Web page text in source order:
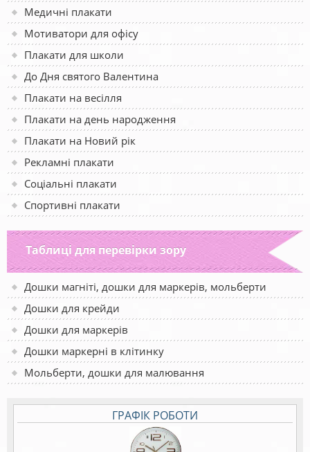
Медичні плакати
Мотиватори для офісу
Плакати для школи
До Дня святого Валентина
Плакати на весілля
Плакати на день народження
Плакати на Новий рік
Рекламні плакати
Соціальні плакати
Спортивні плакати
Таблиці для перевірки зору
Дошки магніті, дошки для маркерів, мольберти
Дошки для крейди
Дошки для маркерів
Дошки маркерні в клітинку
Мольберти, дошки для малювання
ГРАФІК РОБОТИ